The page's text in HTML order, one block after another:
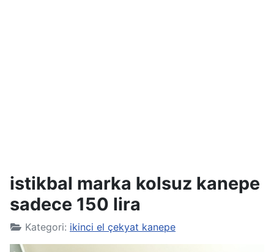
istikbal marka kolsuz kanepe
sadece 150 lira
Kategori: ikinci el çekyat kanepe